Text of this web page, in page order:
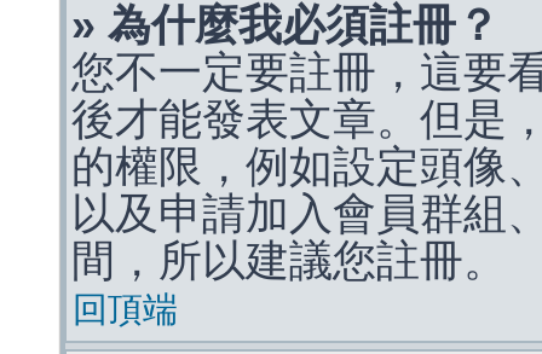
» 為什麼我必須註冊？
您不一定要註冊，這要
後才能發表文章。但是
的權限，例如設定頭像
以及申請加入會員群組
間，所以建議您註冊。
回頂端